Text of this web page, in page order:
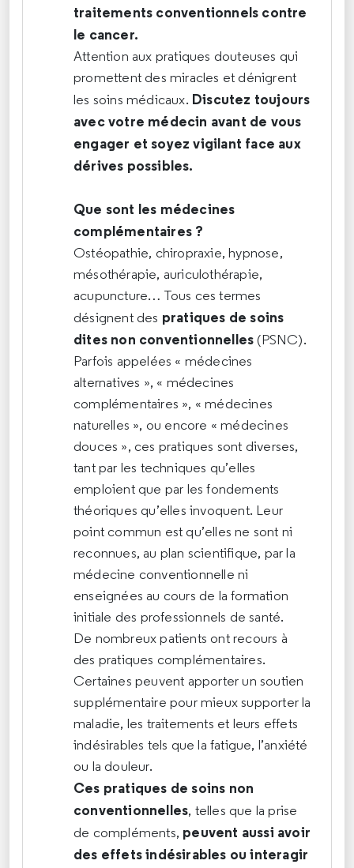
traitements conventionnels contre
le cancer.
Attention aux pratiques douteuses qui
promettent des miracles et dénigrent
les soins médicaux. Discutez toujours
avec votre médecin avant de vous
engager et soyez vigilant face aux
dérives possibles.
Que sont les médecines
complémentaires ?
Ostéopathie, chiropraxie, hypnose,
mésothérapie, auriculothérapie,
acupuncture… Tous ces termes
désignent des pratiques de soins
dites non conventionnelles(PSNC).
Parfois appelées « médecines
alternatives », « médecines
complémentaires », « médecines
naturelles », ou encore « médecines
douces », ces pratiques sont diverses,
tant par les techniques qu’elles
emploient que par les fondements
théoriques qu’elles invoquent. Leur
point commun est qu’elles ne sont ni
reconnues, au plan scientifique, par la
médecine conventionnelle ni
enseignées au cours de la formation
initiale des professionnels de santé.
De nombreux patients ont recours à
des pratiques complémentaires.
Certaines peuvent apporter un soutien
supplémentaire pour mieux supporter la
maladie, les traitements et leurs effets
indésirables tels que la fatigue, l’anxiété
ou la douleur.
Ces pratiques de soins non
conventionnelles, telles que la prise
de compléments, peuvent aussi avoir
des effets indésirables ou interagir